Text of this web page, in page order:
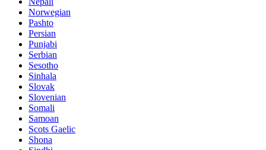
Norwegian
Pashto
Persian
Punjabi
Serbian
Sesotho
Sinhala
Slovak
Slovenian
Somali
Samoan
Scots Gaelic
Shona